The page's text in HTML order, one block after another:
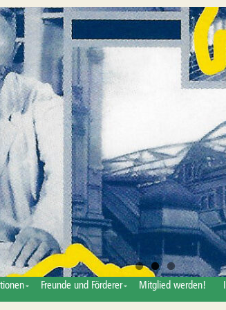
Freunde und Förderer Mitglied werden!